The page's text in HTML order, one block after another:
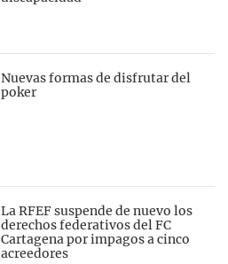
Nuevas formas de disfrutar del
poker
La RFEF suspende de nuevo los
derechos federativos del FC
Cartagena por impagos a cinco
acreedores